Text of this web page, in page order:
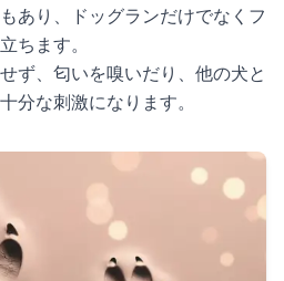
あり、ドッグランだけでなくフ
ちます。
ず、匂いを嗅いだり、他の犬と
分な刺激になります。